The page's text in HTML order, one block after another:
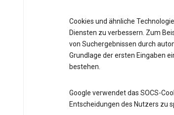
Cookies und ähnliche
Diensten zu verbessern. Zum
von Suchergebnissen durch
Grundlage der ersten Eingaben
bestehen.
Google verwendet das SOCS-
Entscheidungen des Nutzers zu